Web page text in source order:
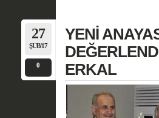
27
ŞUB/17
0
YENİ
ERKAL